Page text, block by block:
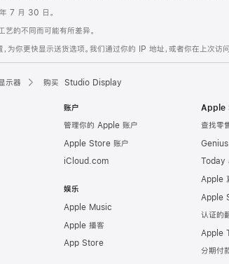
7 月 30 日。
的不同而可能有所差异。
为你更快显示送货选项。我们通过你的 IP 地址，或者你在上次访
示器 购买 Studio Display
账户
管理你的 Apple 账户
Apple Store 账户
iCloud.com
娱乐
Apple Music
Apple 播客
App Store
Apple
查找零
Apple
Apple
认证的
Apple
分期付